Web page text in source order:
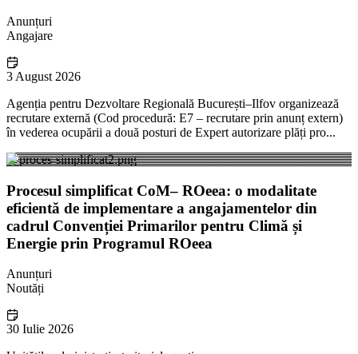
Anunțuri
Angajare
3 August 2026
Agenția pentru Dezvoltare Regională București–Ilfov organizează
recrutare externă (Cod procedură: E7 – recrutare prin anunț extern)
în vederea ocupării a două posturi de Expert autorizare plăți pro...
Procesul simplificat CoM– ROeea: o modalitate
eficientă de implementare a angajamentelor din
cadrul Convenției Primarilor pentru Climă și
Energie prin Programul ROeea
Anunțuri
Noutăți
30 Iulie 2026